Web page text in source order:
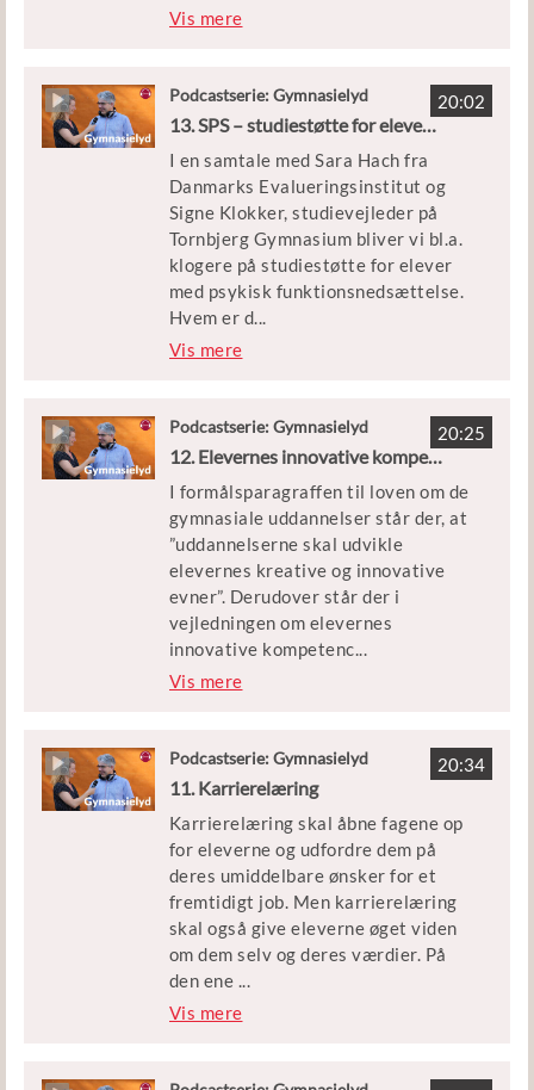
tet mellem at arbejde reaktivt eller
opmærksomheden mod de særligt
sårbare eller den bredere gruppe af
på, hvordan studievejledningen kan
indgå i samarbejder internt og
eksternt.
Vis mere
20:02
Podcastserie: Gymnasielyd
13. SPS – studiestøtte for elever med psykisk funktionsnedsættelse
I en samtale med Sara Hach fra
Danmarks Evalueringsinstitut og
Signe Klokker, studievejleder på
Tornbjerg Gymnasium bliver vi bl.a.
klogere på studiestøtte for elever
med psykisk funktionsnedsættelse.
Hvem er d...
e? Hvilke former for støtte giver det
professionalisere deres SPS-arbejde.
Vis mere
20:25
Podcastserie: Gymnasielyd
12. Elevernes innovative kompetencer
I formålsparagraffen til loven om de
gymnasiale uddannelser står der, at
”uddannelserne skal udvikle
elevernes kreative og innovative
evner”. Derudover står der i
vejledningen om elevernes
innovative kompetenc...
er, at der i fagene og de faglige
anvende faglig viden og faglige
metoder til at undersøge og løse
konkrete problemer. Men hvad er
innovative kompetencer, hvad er
innovation i det hele taget, og
hvordan skal man undervise i det i
gymnasiet?
Michael Paulsen er lektor i
pædagogik ved Syddansk
Universitet og har forsket og
Vis mere
20:34
Podcastserie: Gymnasielyd
11. Karrierelæring
Karrierelæring skal åbne fagene op
for eleverne og udfordre dem på
deres umiddelbare ønsker for et
fremtidigt job. Men karrierelæring
skal også give eleverne øget viden
om dem selv og deres værdier. På
den ene ...
side gør
uddannelsessystemet og opfordrer i
Vis mere